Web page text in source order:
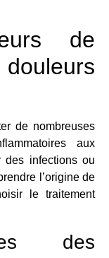
de
de nombreuses
aux
des infections ou
l’origine de
le traitement
des